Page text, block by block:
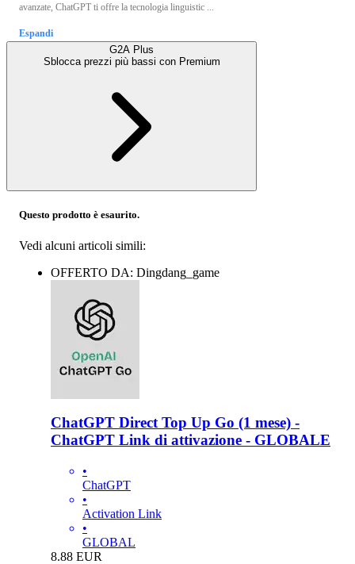
avanzate, ChatGPT ti offre la tecnologia linguistic ...
Espandi
G2A Plus
Sblocca prezzi più bassi con Premium
Questo prodotto è esaurito.
Vedi alcuni articoli simili:
OFFERTO DA: Dingdang_game
ChatGPT Direct Top Up Go (1 mese) -
ChatGPT Link di attivazione - GLOBALE
•
ChatGPT
•
Activation Link
•
GLOBAL
8.88 EUR